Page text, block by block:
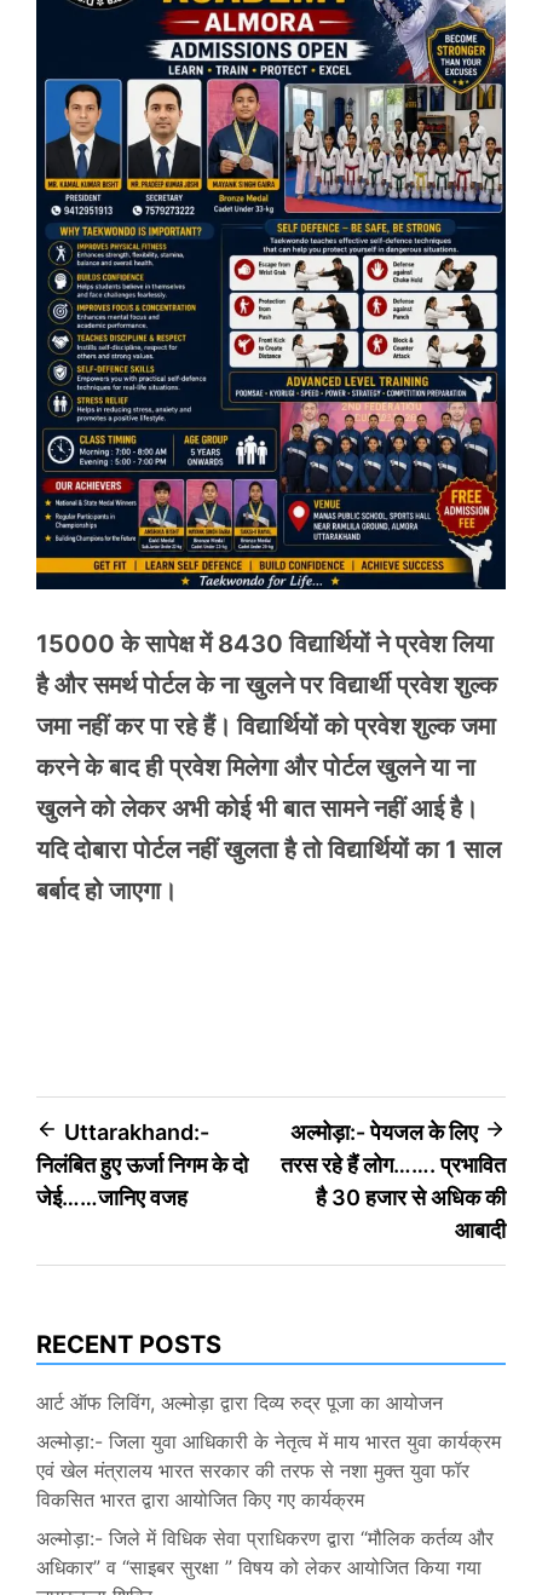
15000 के सापेक्ष में 8430 विद्यार्थियों ने प्रवेश लिया
है और समर्थ पोर्टल के ना खुलने पर विद्यार्थी प्रवेश शुल्क
जमा नहीं कर पा रहे हैं। विद्यार्थियों को प्रवेश शुल्क जमा
करने के बाद ही प्रवेश मिलेगा और पोर्टल खुलने या ना
खुलने को लेकर अभी कोई भी बात सामने नहीं आई है।
यदि दोबारा पोर्टल नहीं खुलता है तो विद्यार्थियों का 1 साल
बर्बाद हो जाएगा।
Post
navigation
Uttarakhand:-
निलंबित हुए ऊर्जा निगम के दो
जेई……जानिए वजह
अल्मोड़ा:- पेयजल के लिए
तरस रहे हैं लोग……. प्रभावित
है 30 हजार से अधिक की
आबादी
RECENT POSTS
आर्ट ऑफ लिविंग, अल्मोड़ा द्वारा दिव्य रुद्र पूजा का आयोजन
अल्मोड़ा:- जिला युवा आधिकारी के नेतृत्व में माय भारत युवा कार्यक्रम
एवं खेल मंत्रालय भारत सरकार की तरफ से नशा मुक्त युवा फॉर
विकसित भारत द्वारा आयोजित किए गए कार्यक्रम
अल्मोड़ा:- जिले में विधिक सेवा प्राधिकरण द्वारा “मौलिक कर्तव्य और
अधिकार” व “साइबर सुरक्षा ” विषय को लेकर आयोजित किया गया